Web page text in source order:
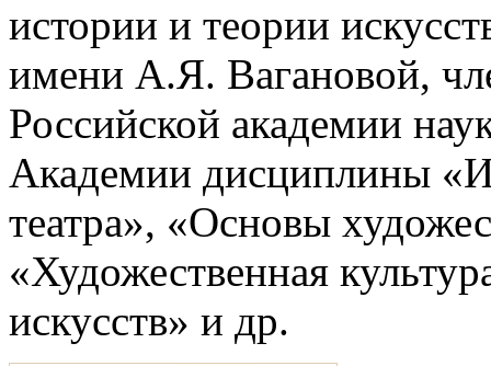
истории и теории
имени А.Я. Вагановой,
Российской академии
Академии дисциплины
театра», «Основы
«Художественная
искусств» и др.